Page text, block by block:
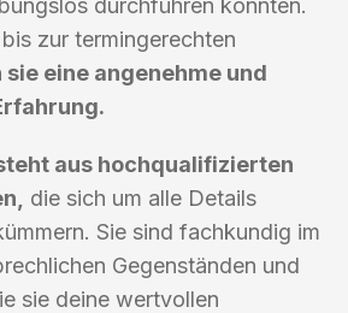
durchführen konnten.
zur termingerechten
sie eine angenehme und
aus hochqualifizierten
die sich um alle Details
Sie sind fachkundig im
Gegenständen und
sie deine wertvollen